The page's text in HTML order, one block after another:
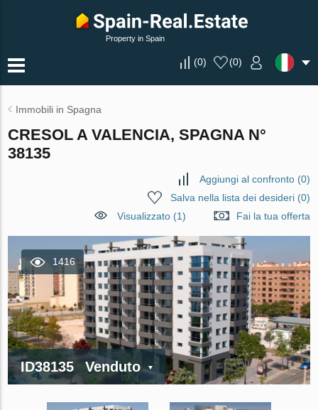
Property in Spain
(0) (0)
Immobili in Spagna
CRESOL A VALENCIA, SPAGNA N°
38135
Aggiungi al confronto(0)
Salva nella lista dei desideri(0)
Visualizzato (1)
Fai la tua offerta
1416
ID38135 Venduto